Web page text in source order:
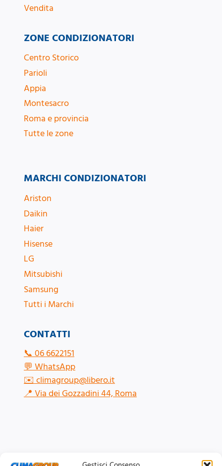
ZONE CONDIZIONATORI
Centro Storico
Parioli
Appia
Montesacro
Roma e provincia
Tutte le zone
Vendita
CONTATTI
📞06 6622151
💬WhatsApp
✉️climagroup@libero.it
📍Via dei Gozzadini 44, Roma
MARCHI CONDIZIONATORI
Ariston
Daikin
Haier
Hisense
LG
Mitsubishi
Samsung
Tutti i Marchi